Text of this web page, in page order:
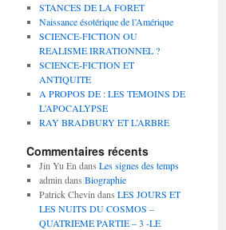
STANCES DE LA FORET
Naissance ésotérique de l’Amérique
SCIENCE-FICTION OU
REALISME IRRATIONNEL ?
SCIENCE-FICTION ET
ANTIQUITE
A PROPOS DE : LES TEMOINS DE
L’APOCALYPSE
RAY BRADBURY ET L’ARBRE
Commentaires récents
Jin Yu En dans Les signes des temps
admin dans Biographie
Patrick Chevin dans LES JOURS ET
LES NUITS DU COSMOS –
QUATRIEME PARTIE – 3 -LE